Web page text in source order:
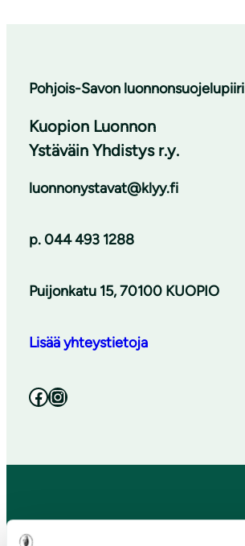
Pohjois-Savon luonnonsuojelupiiri
Kuopion Luonnon
Ystäväin Yhdistys r.y.
luonnonystavat@klyy.fi
p. 044 493 1288
Puijonkatu 15, 70100 KUOPIO
Lisää yhteystietoja
Facebook Instagram
Paikallistoiminta